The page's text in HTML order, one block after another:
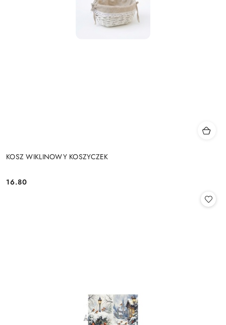
KOSZ WIKLINOWY KOSZYCZEK
Cena:
16.80